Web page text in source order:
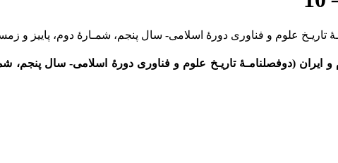
اسلامی- سال پنجم، شمـارۀ دوم، پاییز و زمستان 1395) به صاحب امتیازی مرکز پژوهشی میراث مکتوب